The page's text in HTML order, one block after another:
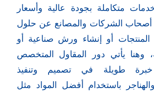
متكاملة بجودة عالية وأسعار
أصحاب الشركات والمصانع عن حلول
المنتجات أو إنشاء ورش صناعية أو
وهنا يأتي دور المقاول المتخصص
طويلة في تصميم وتنفيذ
باستخدام أفضل المواد مثل